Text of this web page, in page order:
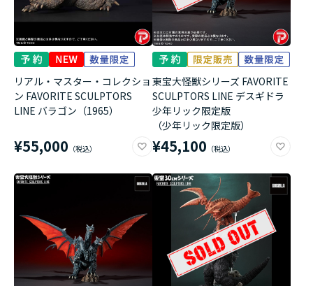
リアル・マスター・コレクショ
ン FAVORITE SCULPTORS
LINE バラゴン（1965）
¥55,000
東宝大怪獣シリーズ FAVORITE
SCULPTORS LINE デスギドラ
少年リック限定版
（少年リック限定版）
¥45,100